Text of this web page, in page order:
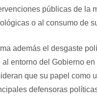
públicas de la
o al consumo de
además el desgaste
entorno del Gobierno
que su papel como
defensoras